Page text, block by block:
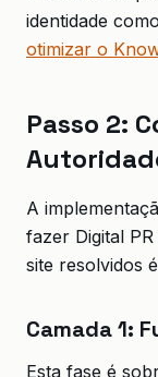
identidade
otimizar o
Passo 2:
A
fazer Digital
site resolvidos
Camada 1:
Esta fase é